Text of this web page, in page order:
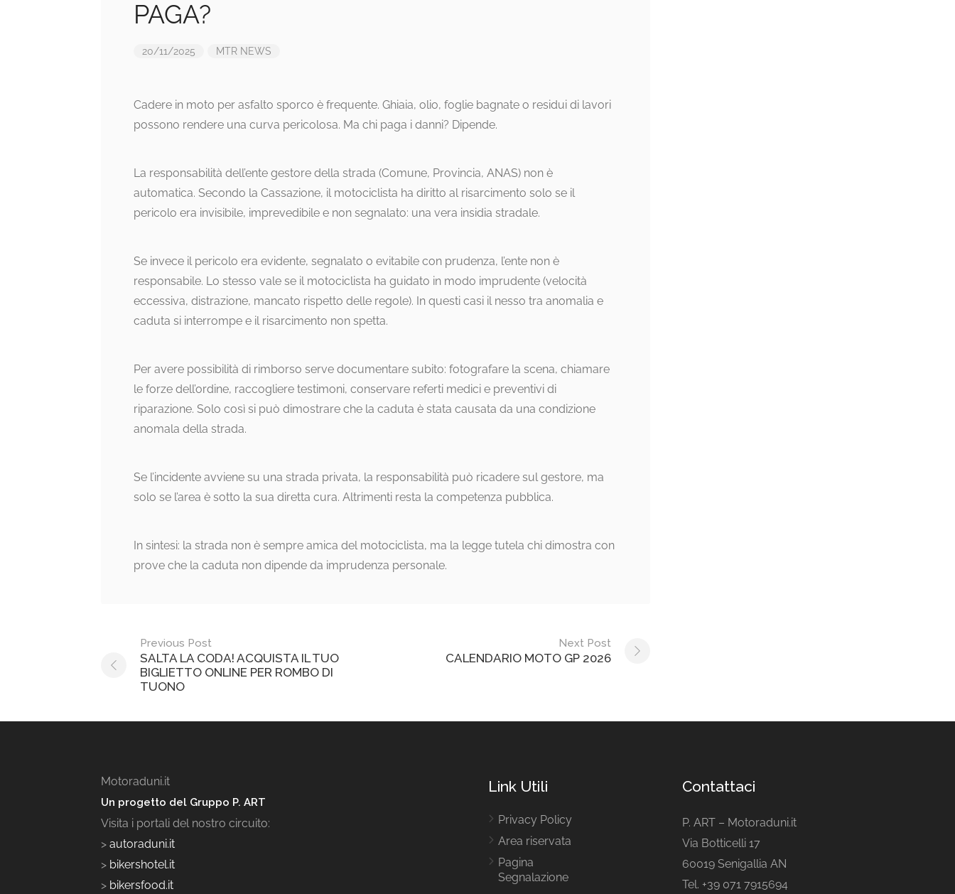
PAGA?
20/11/2025 MTR NEWS
Cadere in moto per asfalto sporco è frequente. Ghiaia, olio, foglie bagnate o residui di lavori
possono rendere una curva pericolosa. Ma chi paga i danni? Dipende.
La responsabilità dell’ente gestore della strada (Comune, Provincia, ANAS) non è
automatica. Secondo la Cassazione, il motociclista ha diritto al risarcimento solo se il
pericolo era invisibile, imprevedibile e non segnalato: una vera insidia stradale.
Se invece il pericolo era evidente, segnalato o evitabile con prudenza, l’ente non è
responsabile. Lo stesso vale se il motociclista ha guidato in modo imprudente (velocità
eccessiva, distrazione, mancato rispetto delle regole). In questi casi il nesso tra anomalia e
caduta si interrompe e il risarcimento non spetta.
Per avere possibilità di rimborso serve documentare subito: fotografare la scena, chiamare
le forze dell’ordine, raccogliere testimoni, conservare referti medici e preventivi di
riparazione. Solo così si può dimostrare che la caduta è stata causata da una condizione
anomala della strada.
Se l’incidente avviene su una strada privata, la responsabilità può ricadere sul gestore, ma
solo se l’area è sotto la sua diretta cura. Altrimenti resta la competenza pubblica.
In sintesi: la strada non è sempre amica del motociclista, ma la legge tutela chi dimostra con
prove che la caduta non dipende da imprudenza personale.
Post
navigation
Previous Post
SALTA LA CODA! ACQUISTA IL TUO
BIGLIETTO ONLINE PER ROMBO DI
TUONO
Next Post
CALENDARIO MOTO GP 2026
Motoraduni.it
Un progetto del Gruppo P. ART
Visita i portali del nostro circuito:
> autoraduni.it
> bikershotel.it
> bikersfood.it
Link Utili
Privacy Policy
Area riservata
Pagina
Segnalazione
Contattaci
P. ART – Motoraduni.it
Via Botticelli 17
60019 Senigallia AN
Tel. +39 071 7915694